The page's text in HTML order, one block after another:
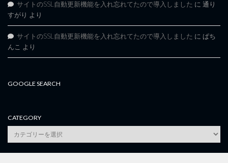
サイトのSSL自動更新機能を入れ忘れてたので導入しました に 通り
すがり より
サイトのSSL自動更新機能を入れ忘れてたので導入しました に ぱち
んこ より
GOOGLE SEARCH
CATEGORY
category